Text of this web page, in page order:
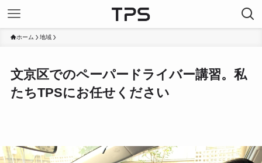
ホーム 地域
文京区でのペーパードライバー講習。私
たちTPSにお任せください